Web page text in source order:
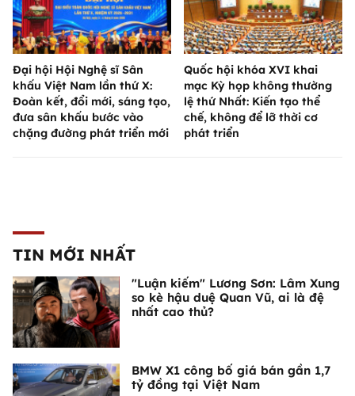
Đại hội Hội Nghệ sĩ Sân
khấu Việt Nam lần thứ X:
Đoàn kết, đổi mới, sáng tạo,
đưa sân khấu bước vào
chặng đường phát triển mới
Quốc hội khóa XVI khai
mạc Kỳ họp không thường
lệ thứ Nhất: Kiến tạo thể
chế, không để lỡ thời cơ
phát triển
TIN MỚI NHẤT
"Luận kiếm" Lương Sơn: Lâm Xung
so kè hậu duệ Quan Vũ, ai là đệ
nhất cao thủ?
BMW X1 công bố giá bán gần 1,7
tỷ đồng tại Việt Nam